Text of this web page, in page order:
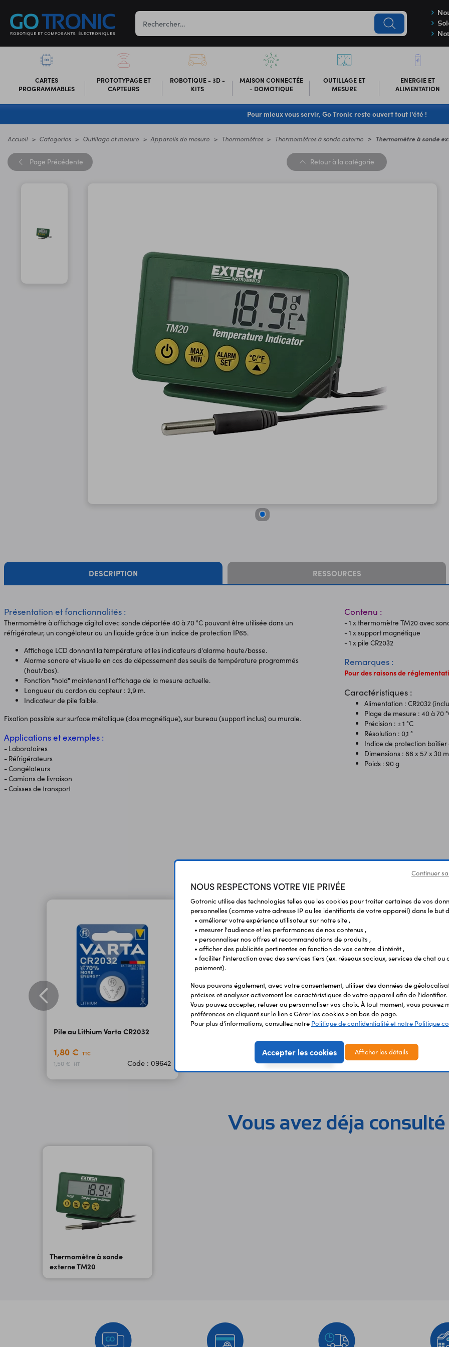
CARTES
PROGRAMMABLES
PROTOTYPAGE ET
CAPTEURS
ROBOTIQUE - 3D -
KITS
MAISON CONNECTÉE
- DOMOTIQUE
OUTILLAGE ET
MESURE
ENERGIE ET
ALIMENTATION
Pour mieux vous servir, Go Tronic reste ouvert tout l'été !
Accueil Categories Outillage et mesure Appareils de mesure Thermomètres Thermomètres à sonde externe Thermomètre à sonde
Page Précédente Retour à la catégorie
DESCRIPTION RESSOURCES
Présentation et fonctionnalités :
Thermomètre à affichage digital avec sonde déportée 40 à 70 °C pouvant être utilisée dans un
réfrigérateur, un congélateur ou un liquide grâce à un indice de protection IP65.
Affichage LCD donnant la température et les indicateurs d'alarme haute/basse.
Alarme sonore et visuelle en cas de dépassement des seuils de température programmés
(haut/bas).
Fonction "hold" maintenant l'affichage de la mesure actuelle.
Longueur du cordon du capteur : 2,9 m.
Indicateur de pile faible.
Fixation possible sur surface métallique (dos magnétique), sur bureau (support inclus) ou murale.
Applications et exemples :
- Laboratoires
- Réfrigérateurs
- Congélateurs
- Camions de livraison
- Caisses de transport
Contenu :
- 1 x thermomètre TM20 avec
- 1 x support magnétique
- 1 x pile CR2032
Remarques :
Pour des raisons de
Caractéristiques :
Alimentation : CR2032
Plage de mesure : 40 à 70
Précision : ± 1 °C
Résolution : 0,1 °
Indice de protection boîtier
Dimensions : 86 x 57 x 30
Poids : 90 g
Produits liés à cet article
Pile au Lithium Varta CR2032
1,80 € TTC
1,50 € HT Code : 09642
Vous avez déja consulté
Thermomètre à sonde
externe TM20
Continuer
NOUS RESPECTONS VOTRE VIE PRIVÉE
Gotronic utilise des technologies telles que les cookies pour traiter certaines de vos
personnelles (comme votre adresse IP ou les identifiants de votre appareil) dans le but
• améliorer votre expérience utilisateur sur notre site ,
• mesurer l'audience et les performances de nos contenus ,
• personnaliser nos offres et recommandations de produits ,
• afficher des publicités pertinentes en fonction de vos centres d'intérêt ,
• faciliter l'interaction avec des services tiers (ex. réseaux sociaux, services de chat ou
paiement).
Nous pouvons également, avec votre consentement, utiliser des données de
précises et analyser activement les caractéristiques de votre appareil afin de l'identifier.
Vous pouvez accepter, refuser ou personnaliser vos choix. À tout moment, vous pouvez
préférences en cliquant sur le lien « Gérer les cookies » en bas de page.
Pour plus d'informations, consultez notre Politique de confidentialité et notre Politique
Accepter les cookies Afficher les détails